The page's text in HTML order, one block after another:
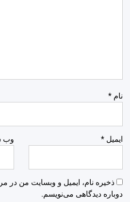
نام *
ایمیل * وب‌
ذخیره نام، ایمیل و وبسایت من در
دوباره دیدگاهی می‌نویسم.